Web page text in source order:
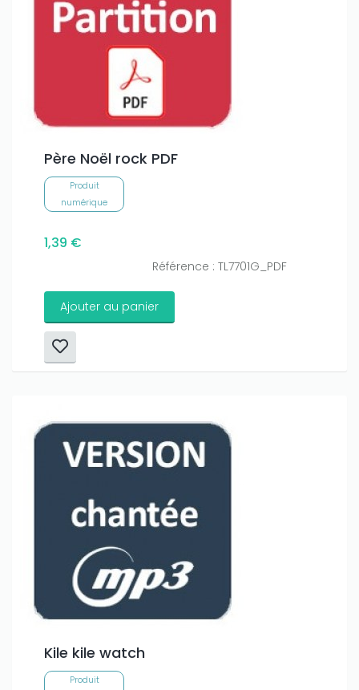
Père Noël rock PDF
Produit
numérique
1,39 €
Référence : TL7701G_PDF
Ajouter au panier
Kile kile watch
Produit